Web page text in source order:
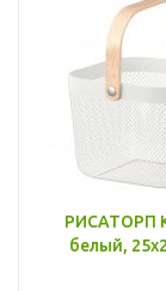
РИСАТОРП
белый,